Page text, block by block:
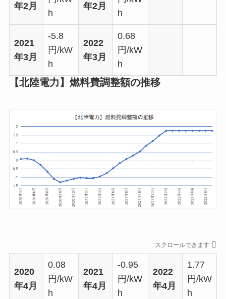
年2月
h
年2月
h
2021
年3月
-5.8
円/kW
h
2022
年3月
0.68
円/kW
h
【北陸電力】燃料費調整額の推移
スクロールできます
2020
年4月
0.08
円/kW
h
2021
年4月
-0.95
円/kW
h
2022
年4月
1.77
円/kW
h